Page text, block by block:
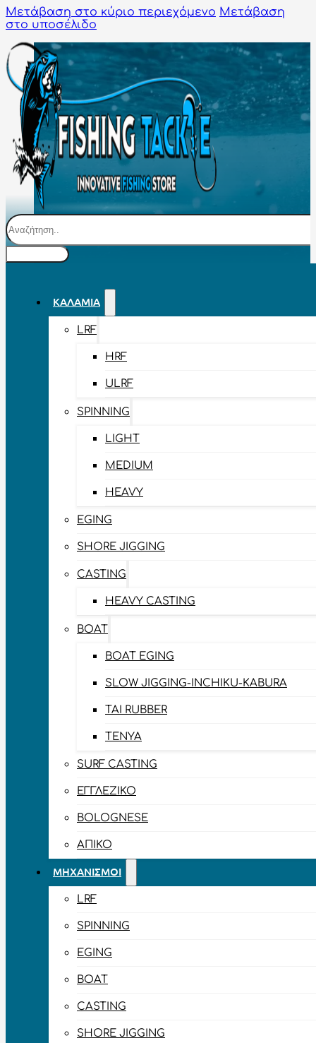
Μετάβαση στο κύριο περιεχόμενο Μετάβαση
στο υποσέλιδο
Αναζήτηση
ΚΑΛΆΜΙΑ
LRF
HRF
ULRF
SPINNING
LIGHT
MEDIUM
HEAVY
EGING
SHORE JIGGING
CASTING
HEAVY CASTING
BOAT
BOAT EGING
SLOW JIGGING-INCHIKU-KABURA
TAI RUBBER
TENYA
SURF CASTING
ΕΓΓΛΈΖΙΚΟ
BOLOGNESE
ΑΠΊΚΟ
ΜΗΧΑΝΙΣΜΟΊ
LRF
SPINNING
EGING
BOAT
CASTING
SHORE JIGGING